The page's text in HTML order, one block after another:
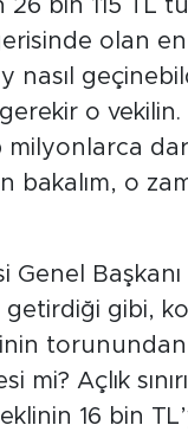
26 bin 115 TL
olan
nasıl
o
milyonlarca
bakalım, o
Genel
getirdiği gibi,
torunundan
mi? Açlık
16 bin